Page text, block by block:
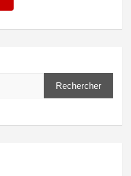
Rechercher